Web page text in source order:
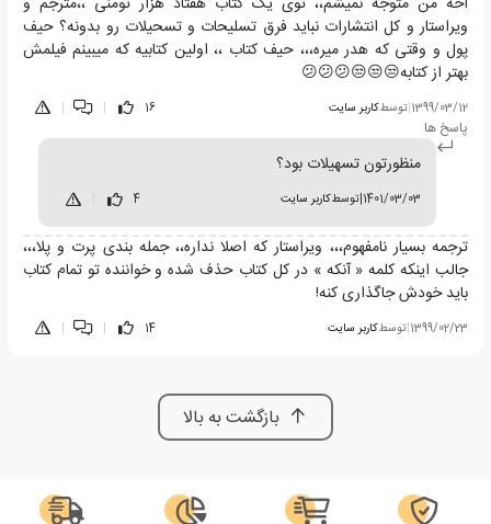
ویراستار و کل انتشارات نباید فرق تسلیحات و تسحیلات رو بدونه؟ حیف
پول و وقتی که هدر میره،،، حیف کتاب ،، اولین کتابیه که میبینم فیلمش
بهتر از کتابه😒😒😒😕😕😕
1399/03/12
|توسطکاربر سایت 16
|
|
پاسخ ها
منظورتون تسهیلات بود؟
1401/03/03
|توسطکاربر سایت 4
ترجمه بسیار نامفهوم،،، ویراستار که اصلا نداره،، جمله بندی پرت و پلا،،،
جالب اینکه کلمه « آنکه » در کل کتاب حذف شده و خواننده تو تمام کتاب
باید خودش جاگذاری کنه!
1399/02/23
|توسطکاربر سایت 14
|
|
بازگشت به بالا